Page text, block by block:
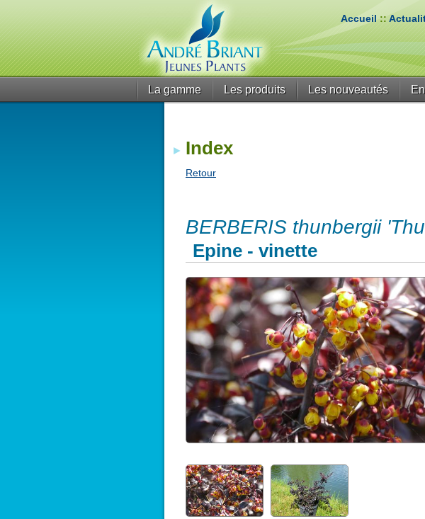
Accueil::
La gamme Les produits Les nouveautés
Index
Retour
BERBERIS thunbergii
Epine - vinette